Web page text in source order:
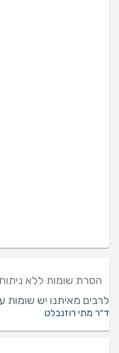
הסרת שומות ללא
לרבים מאיתנו יש שומות
ד״ר מתי רוזנבלט